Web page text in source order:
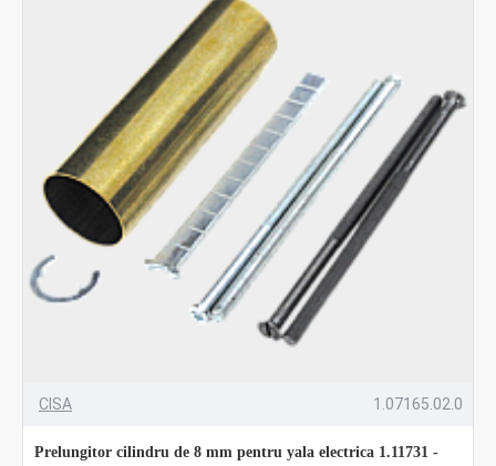
CISA 1.07165.02.0
Prelungitor cilindru de 8 mm pentru yala electrica 1.11731 -